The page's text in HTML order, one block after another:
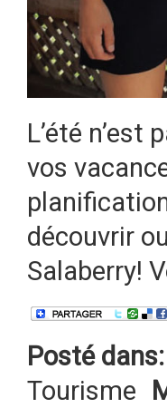
L’été
vos
découvrir
Salaberry!
Posté dans:
Tourisme